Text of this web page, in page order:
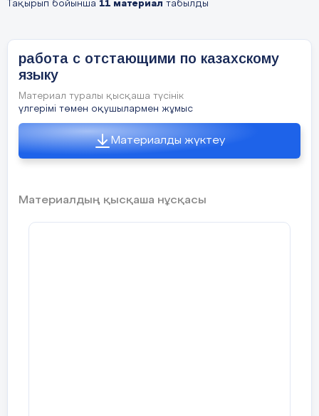
Тақырып бойынша 11 материал табылды
работа с отстающими по казахскому
языку
Материал туралы қысқаша түсінік
үлгерімі төмен оқушылармен жұмыс
Материалды жүктеу
Материалдың қысқаша нұсқасы